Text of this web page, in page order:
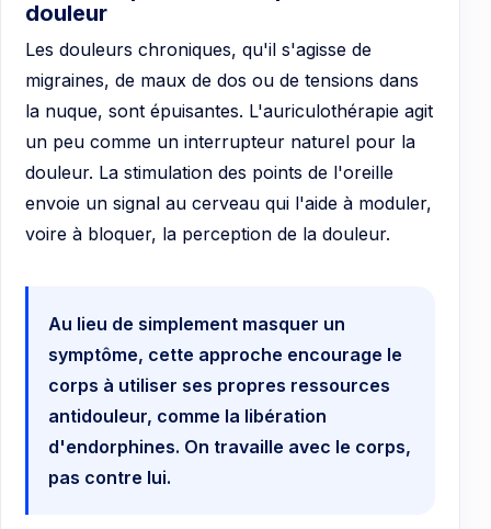
douleur
Les douleurs chroniques, qu'il s'agisse de
migraines, de maux de dos ou de tensions dans
la nuque, sont épuisantes. L'auriculothérapie agit
un peu comme un interrupteur naturel pour la
douleur. La stimulation des points de l'oreille
envoie un signal au cerveau qui l'aide à moduler,
voire à bloquer, la perception de la douleur.
Au lieu de simplement masquer un
symptôme, cette approche encourage le
corps à utiliser ses propres ressources
antidouleur, comme la libération
d'endorphines. On travaille avec le corps,
pas contre lui.